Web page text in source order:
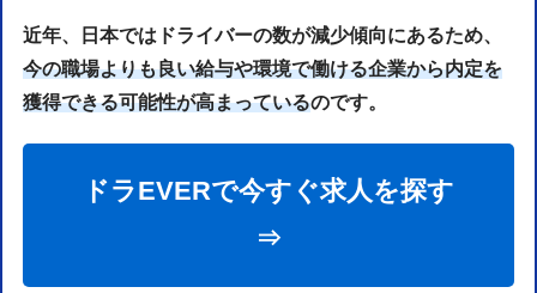
近年、日本ではドライバーの数が減少傾向にあるため、
今の職場よりも良い給与や環境で働ける企業から内定を
獲得できる可能性が高まっているのです。
ドラEVERで今すぐ求人を探す
⇒